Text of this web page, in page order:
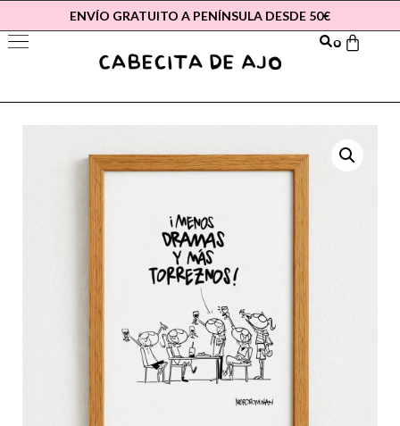
ENVÍO GRATUITO A PENÍNSULA DESDE 50€
0